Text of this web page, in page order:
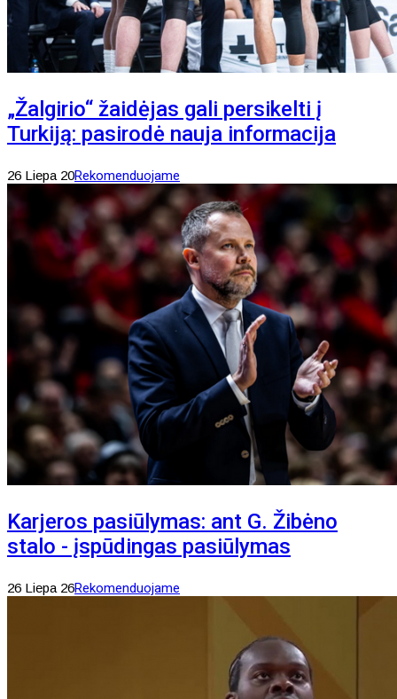
„Žalgirio“ žaidėjas gali persikelti į
Turkiją: pasirodė nauja informacija
26 Liepa 20Rekomenduojame
Karjeros pasiūlymas: ant G. Žibėno
stalo - įspūdingas pasiūlymas
26 Liepa 26Rekomenduojame